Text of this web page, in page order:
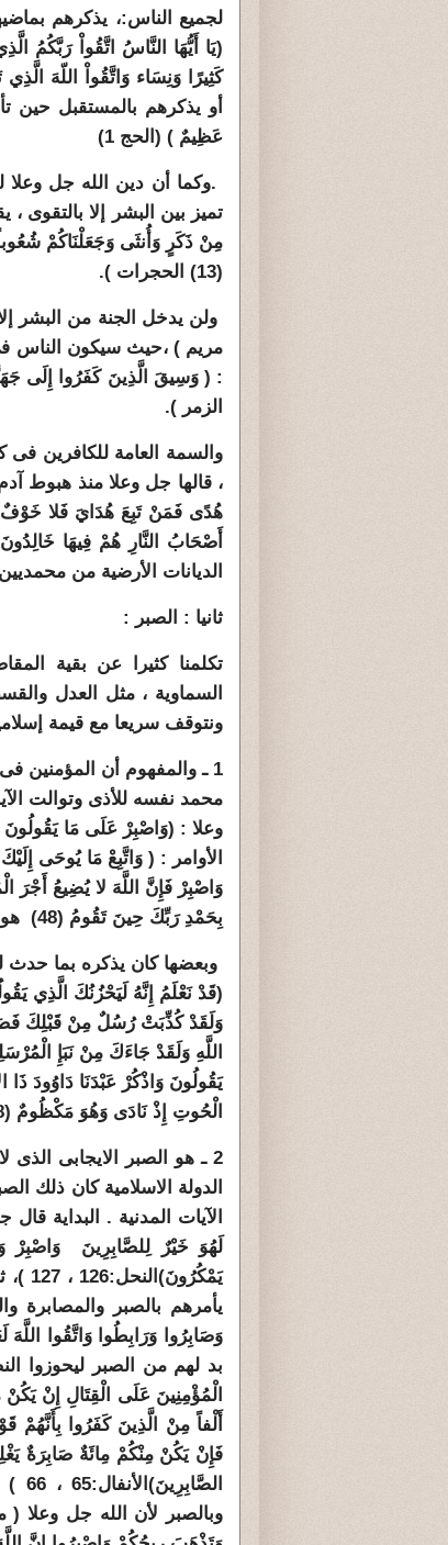
لجميع الناس:، يذكرهم
(يَا أَيُّهَا النَّاسُ اتَّقُواْ رَبَّكُمُ
كَثِيرًا وَنِسَاء وَاتَّقُواْ اللّهَ الَّذِي
أو يذكرهم بالمستقبل حين
عَظِيمٌ ) (الحج 1)
.وكما أن دين الله جل وعلا
تميز بين البشر إلا بالتقوى
مِنْ ذَكَرٍ وَأُنثَى وَجَعَلْنَاكُمْ شُعُوباً
(13) الحجرات ).
مريم ) ،حيث سيكون الناس
الزمر ).
والسمة العامة للكافرين فى
، قالها جل وعلا منذ هبوط
الديانات الأرضية من
ثانيا : الصبر :
تكلمنا كثيرا عن بقية
السماوية ، مثل العدل
ونتوقف سريعا مع قيمة
1 ـ والمفهوم أن المؤمنين
محمد نفسه للأذى وتوالت
بِحَمْدِ رَبِّكَ حِينَ تَقُومُ (48) هود ).
وبعضها كان يذكره بما حدث
وَلَقَدْ كُذِّبَتْ رُسُلٌ مِنْ قَبْلِكَ
الْحُوتِ إِذْ نَادَى وَهُوَ مَكْظُومٌ (48) القلم )
2 ـ هو الصبر الايجابى
الدولة الاسلامية كان ذلك
الآيات المدنية . البداية
لَهُوَ خَيْرٌ لِلصَّابِرِينَ وَاصْبِرْ
يَمْكُرُونَ)النحل:126 ، 127 )
،
يأمرهم بالصبر والمصابرة
بد لهم من الصبر ليحوزوا
الْمُؤْمِنِينَ عَلَى الْقِتَالِ إِنْ
فَإِنْ يَكُنْ مِنْكُمْ مِائَةٌ صَابِرَةٌ
وبالصبر لأن الله جل وعلا (